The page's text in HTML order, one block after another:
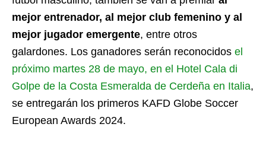
mejor entrenador, al mejor club femenino y al
mejor jugador emergente, entre otros
galardones. Los ganadores serán reconocidos el
próximo martes 28 de mayo, en el Hotel Cala di
Golpe de la Costa Esmeralda de Cerdeña en Italia,
se entregarán los primeros KAFD Globe Soccer
European Awards 2024.